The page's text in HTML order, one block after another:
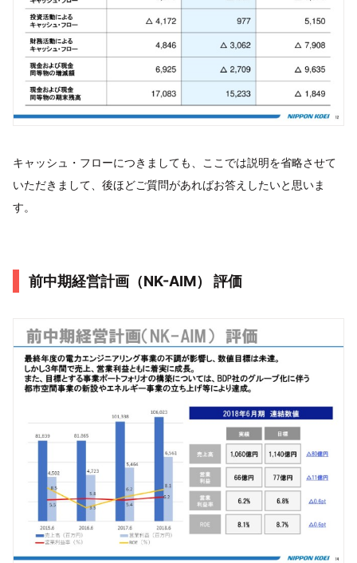
キャッシュ・フローにつきましても、ここでは説明を省略させて
いただきまして、後ほどご質問があればお答えしたいと思いま
す。
前中期経営計画（NK-AIM） 評価